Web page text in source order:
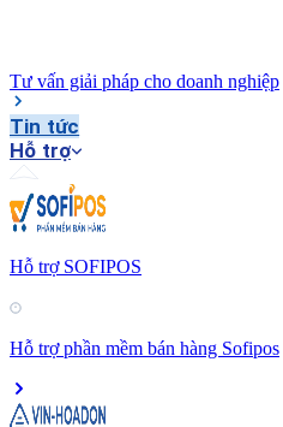
Tư vấn giải pháp cho doanh nghiệp
Tin tức
Hỗ trợ
Hỗ trợ SOFIPOS
Hỗ trợ phần mềm bán hàng Sofipos